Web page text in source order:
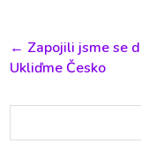
← Zapojili jsme se
Ukliďme Česko
Vyhledávání